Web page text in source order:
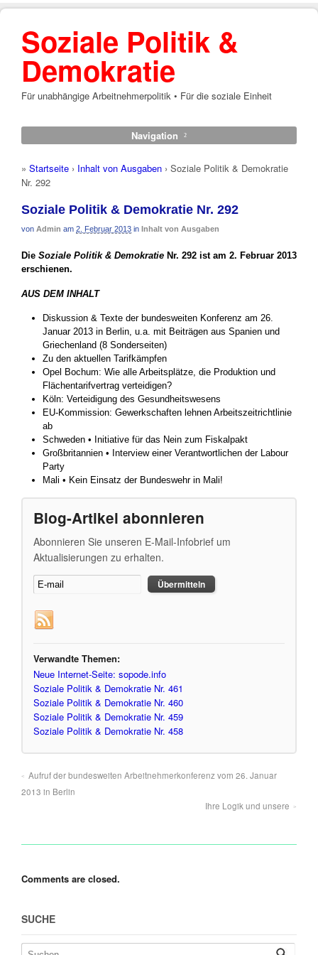
Soziale Politik &
Demokratie
Für unabhängige Arbeitnehmerpolitik • Für die soziale Einheit
Navigation
» Startseite › Inhalt von Ausgaben › Soziale Politik & Demokratie
Nr. 292
Soziale Politik & Demokratie Nr. 292
von Admin am 2. Februar 2013 in Inhalt von Ausgaben
Die Soziale Politik & Demokratie Nr. 292 ist am 2. Februar 2013
erschienen.
AUS DEM INHALT
Diskussion & Texte der bundesweiten Konferenz am 26.
Januar 2013 in Berlin, u.a. mit Beiträgen aus Spanien und
Griechenland (8 Sonderseiten)
Zu den aktuellen Tarifkämpfen
Opel Bochum: Wie alle Arbeitsplätze, die Produktion und
Flächentarifvertrag verteidigen?
Köln: Verteidigung des Gesundheitswesens
EU-Kommission: Gewerkschaften lehnen Arbeitszeitrichtlinie
ab
Schweden • Initiative für das Nein zum Fiskalpakt
Großbritannien • Interview einer Verantwortlichen der Labour
Party
Mali • Kein Einsatz der Bundeswehr in Mali!
Blog-Artikel abonnieren
Abonnieren Sie unseren E-Mail-Infobrief um
Aktualisierungen zu erhalten.
Verwandte Themen:
Neue Internet-Seite: sopode.info
Soziale Politik & Demokratie Nr. 461
Soziale Politik & Demokratie Nr. 460
Soziale Politik & Demokratie Nr. 459
Soziale Politik & Demokratie Nr. 458
Aufruf der bundesweiten Arbeitnehmerkonferenz vom 26. Januar
2013 in Berlin
Ihre Logik und unsere
Comments are closed.
SUCHE